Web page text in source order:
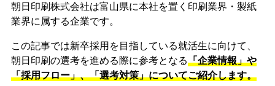
朝日印刷株式会社は富山県に本社を置く印刷業界・製紙
業界に属する企業です。
この記事では新卒採用を目指している就活生に向けて、
朝日印刷の選考を進める際に参考となる「企業情報」や
「採用フロー」、「選考対策」についてご紹介します。